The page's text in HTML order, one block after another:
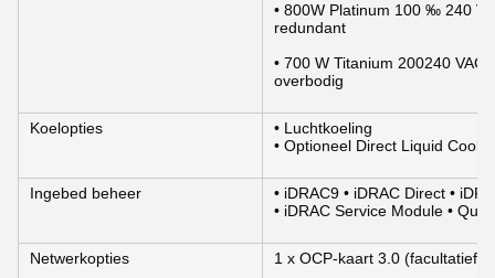
• 800W Platinum 100 ‰ 240
redundant
• 700 W Titanium 200­240
overbodig
Koelopties
• Luchtkoeling
• Optioneel Direct Liquid
Ingebed beheer
• iDRAC9 • iDRAC Direct •
• iDRAC Service Module •
Netwerkopties 1 x OCP-kaart 3.0 (facultatief)